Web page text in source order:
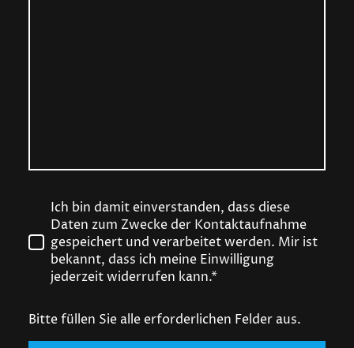
Ich bin damit einverstanden, dass diese
Daten zum Zwecke der Kontaktaufnahme
gespeichert und verarbeitet werden. Mir ist
bekannt, dass ich meine Einwilligung
jederzeit widerrufen kann.*
Bitte füllen Sie alle erforderlichen Felder aus.